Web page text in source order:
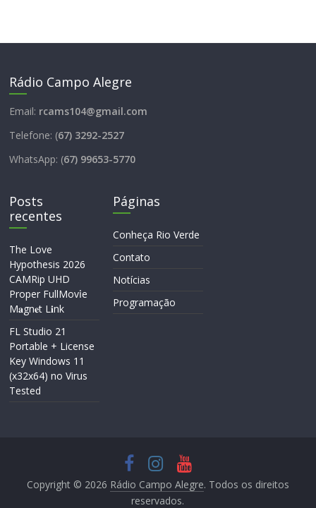
Rádio Campo Alegre
Email: rcams104@gmail.com
Telefone: (67) 3292-2527
WhatsApp: (67) 99653-5770
Posts
recentes
The Love
Hypothesis 2026
CAMRip UHD
Proper FullMov𝗂e
M𝐚gn𝐞t L𝐢nk
FL Studio 21
Portable + License
Key Windows 11
(x32x64) no Virus
Tested
Páginas
Conheça Rio Verde
Contato
Notícias
Programação
Copyright © 2026 Rádio Campo Alegre. Todos os direitos
reservados.